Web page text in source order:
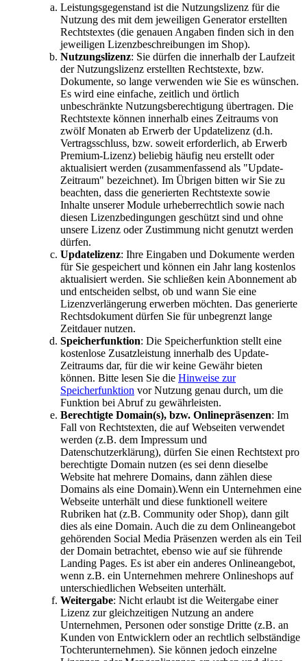
Leistungsgegenstand ist die Nutzungslizenz für die
Nutzung des mit dem jeweiligen Generator erstellten
Rechtstextes (die genauen Angaben finden sich in den
jeweiligen Lizenzbeschreibungen im Shop).
Nutzungslizenz: Sie dürfen die innerhalb der Laufzeit
der Nutzungslizenz erstellten Rechtstexte, bzw.
Dokumente, so lange verwenden wie Sie es wünschen.
Es wird eine einfache, zeitlich und örtlich
unbeschränkte Nutzungsberechtigung übertragen. Die
Rechtstexte können innerhalb eines Zeitraums von
zwölf Monaten ab Erwerb der Updatelizenz (d.h.
Vertragsschluss, bzw. soweit erforderlich, ab Erwerb
Premium-Lizenz) beliebig häufig neu erstellt oder
aktualisiert werden (zusammenfassend als "Update-
Zeitraum" bezeichnet). Im Übrigen bitten wir Sie zu
beachten, dass die generierten Rechtstexte sowie
Inhalte unserer Module urheberrechtlich sowie nach
diesen Lizenzbedingungen geschützt sind und ohne
unsere Lizenz oder Zustimmung nicht genutzt werden
dürfen.
Updatelizenz: Ihre Eingaben und Dokumente werden
für Sie gespeichert und können ein Jahr lang kostenlos
aktualisiert werden. Sie schließen kein Abonnement ab
und entscheiden selbst, ob und wann Sie eine
Lizenzverlängerung erwerben möchten. Das generierte
Rechtsdokument dürfen Sie für unbegrenzt lange
Zeitdauer nutzen.
Speicherfunktion: Die Speicherfunktion stellt eine
kostenlose Zusatzleistung innerhalb des Update-
Zeitraums dar, für die wir keine Gewähr bieten
können. Bitte lesen Sie die Hinweise zur
Speicherfunktion vor Nutzung genau durch, um die
Funktion bei Abruf zu gewährleisten.
Berechtigte Domain(s), bzw. Onlinepräsenzen: Im
Fall von Rechtstexten, die auf Webseiten verwendet
werden (z.B. dem Impressum und
Datenschutzerklärung), dürfen Sie einen Rechtstext pro
berechtigte Domain nutzen (es sei denn dieselbe
Website hat mehrere Domains, dann zählen diese
Domains als eine Domain).Wenn ein Unternehmen eine
Webseite unterhält und diese funktionell weitere
Rubriken hat (z.B. Community oder Shop), dann gilt
dies als eine Domain. Auch die zu dem Onlineangebot
gehörenden Social Media Präsenzen werden als ein Teil
der Domain betrachtet, ebenso wie auf sie führende
Landing Pages. Es ist aber ein anderes Onlineangebot,
wenn z.B. ein Unternehmen mehrere Onlineshops auf
unterschiedlichen Webseiten unterhält.
Weitergabe: Nicht erlaubt ist die Weitergabe einer
Lizenz zur gleichzeitigen Nutzung an andere
Unternehmen, Personen oder sonstige Dritte (z.B. an
Kunden von Entwicklern oder an rechtlich selbständige
Tochterunternehmen). Sie können jedoch einzelne